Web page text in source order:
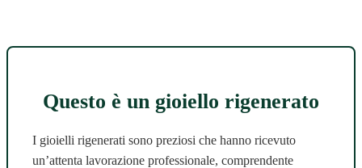
Questo è un gioiello rigenerato
I gioielli rigenerati sono preziosi che hanno ricevuto
un’attenta lavorazione professionale, comprendente